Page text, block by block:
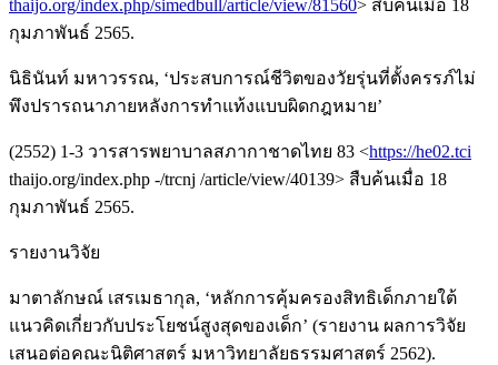
thaijo.org/index.php/simedbull/article/view/81560> สืบค้นเมื่อ 18
กุมภาพันธ์ 2565.
นิธินันท์ มหาวรรณ, ‘ประสบการณ์ชีวิตของวัยรุ่นที่ตั้งครรภ์ไม่
พึงปรารถนาภายหลังการทำแท้งแบบผิดกฎหมาย’
(2552) 1-3 วารสารพยาบาลสภากาชาดไทย 83 <https://he02.tci
thaijo.org/index.php -/trcnj /article/view/40139> สืบค้นเมื่อ 18
กุมภาพันธ์ 2565.
รายงานวิจัย
มาตาลักษณ์ เสรเมธากุล, ‘หลักการคุ้มครองสิทธิเด็กภายใต้
แนวคิดเกี่ยวกับประโยชน์สูงสุดของเด็ก’ (รายงาน ผลการวิจัย
เสนอต่อคณะนิติศาสตร์ มหาวิทยาลัยธรรมศาสตร์ 2562).